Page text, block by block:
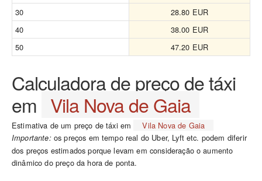
30
28.80 EUR
40
38.00 EUR
50
47.20 EUR
Calculadora de preço de táxi
em Vila Nova de Gaia
Estimativa de um preço de táxi em Vila Nova de Gaia
Importante:os preços em tempo real do Uber, Lyft etc. podem diferir
dos preços estimados porque levam em consideração o aumento
dinâmico do preço da hora de ponta.